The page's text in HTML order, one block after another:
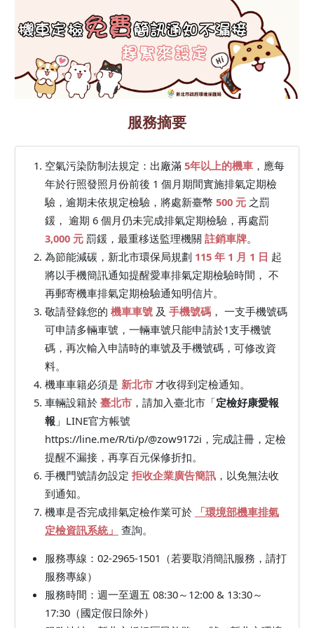
服務摘要
空氣污染防制法規定：出廠滿 5年以上的機車 ，應每
年於行照發照月份前後 1 個月期間實施排氣定期檢
驗，逾期未依規定檢驗，將處新臺幣 500 元 之罰
鍰， 逾期 6 個月仍未完成排氣定期檢驗，再處罰
3,000 元 罰鍰，最重移送監理機關 註銷車牌。
為節能減碳，新北市環保局規劃 115 年 1 月 1 日 起
將以手機簡訊通知提醒愛車排氣定期檢驗時間， 不
再郵寄機車排氣定期檢驗通知明信片。
敬請登錄您的 機車車號 及 手機號碼 ， 一支手機號碼
可申請多輛車號，一輛車號只能申請於1支手機號
碼，再次輸入申請時的車號及手機號碼，可修改資
料。
機車車籍必須是 新北市 才收得到定檢通知。
車輛設籍於 臺北市 ，請加入臺北市「定檢好康愛報
報 」LINE官方帳號
https://line.me/R/ti/p/@zow9172i，完成註冊，定檢
提醒不漏接，再享百元保修折扣。
手機門號請勿設定 拒收企業廣告簡訊 ，以免無法收
到通知。
機車是否完成排氣定檢作業可於
「環境部機車排氣
定檢資訊系統」 查詢。
服務專線：02-2965-1501（若要取消簡訊服務，請打
服務專線）
服務時間：週一至週五 08:30～12:00 & 13:30～
17:30（國定假日除外）